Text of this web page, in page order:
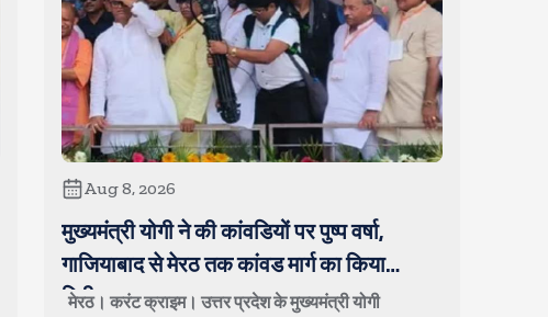
Aug 8, 2026
मुख्यमंत्री योगी ने की कांवडियों पर पुष्प वर्षा,
गाजियाबाद से मेरठ तक कांवड मार्ग का किया
निरीक्षण
मेरठ। करंट क्राइम। उत्तर प्रदेश के मुख्यमंत्री योगी